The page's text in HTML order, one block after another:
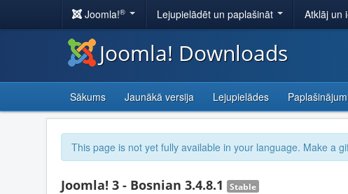
Joomla!® Lejupielādēt un paplašināt Atklāj un
Joomla! Downloads
Sākums Jaunākā versija Lejupielādes
This page is not yet fully available in your language. Make a
Joomla! 3 - Bosnian 3.4.8.1 Stable